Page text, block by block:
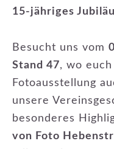
15-jähriges
Besucht uns vom
Stand 47, wo
Fotoausstellung
unsere
besonderes
von Foto